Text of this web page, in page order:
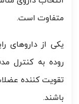
متفاوت است.
یکی از داروهای
روده به کنترل
تقویت کننده
باشند.